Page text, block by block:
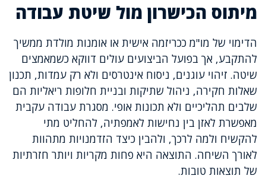
מיתוס הכישרון מול שיטת עבודה
הדימוי של מו"מ ככריזמה אישית או אומנות מולדת ממשיך
להתקבע, אך בפועל הביצועים עולים דווקא כשמאמצים
שיטה. זיהוי עוגנים, ניסוח אינטרסים ולא רק עמדות, תכנון
שאלות חקירה, ניהול שתיקות ובניית חלופות ריאליות הם
שלבים תהליכיים ולא תכונות אופי. מסגרת עבודה עקבית
מאפשרת לאזן בין נחישות לאמפתיה, להחליט מתי
להקשיח ולמה לרכך, ולהבין כיצד הזדמנויות מתהוות
לאורך השיחה. התוצאה היא פחות מקריות ויותר חזרתיות
של תוצאות טובות.